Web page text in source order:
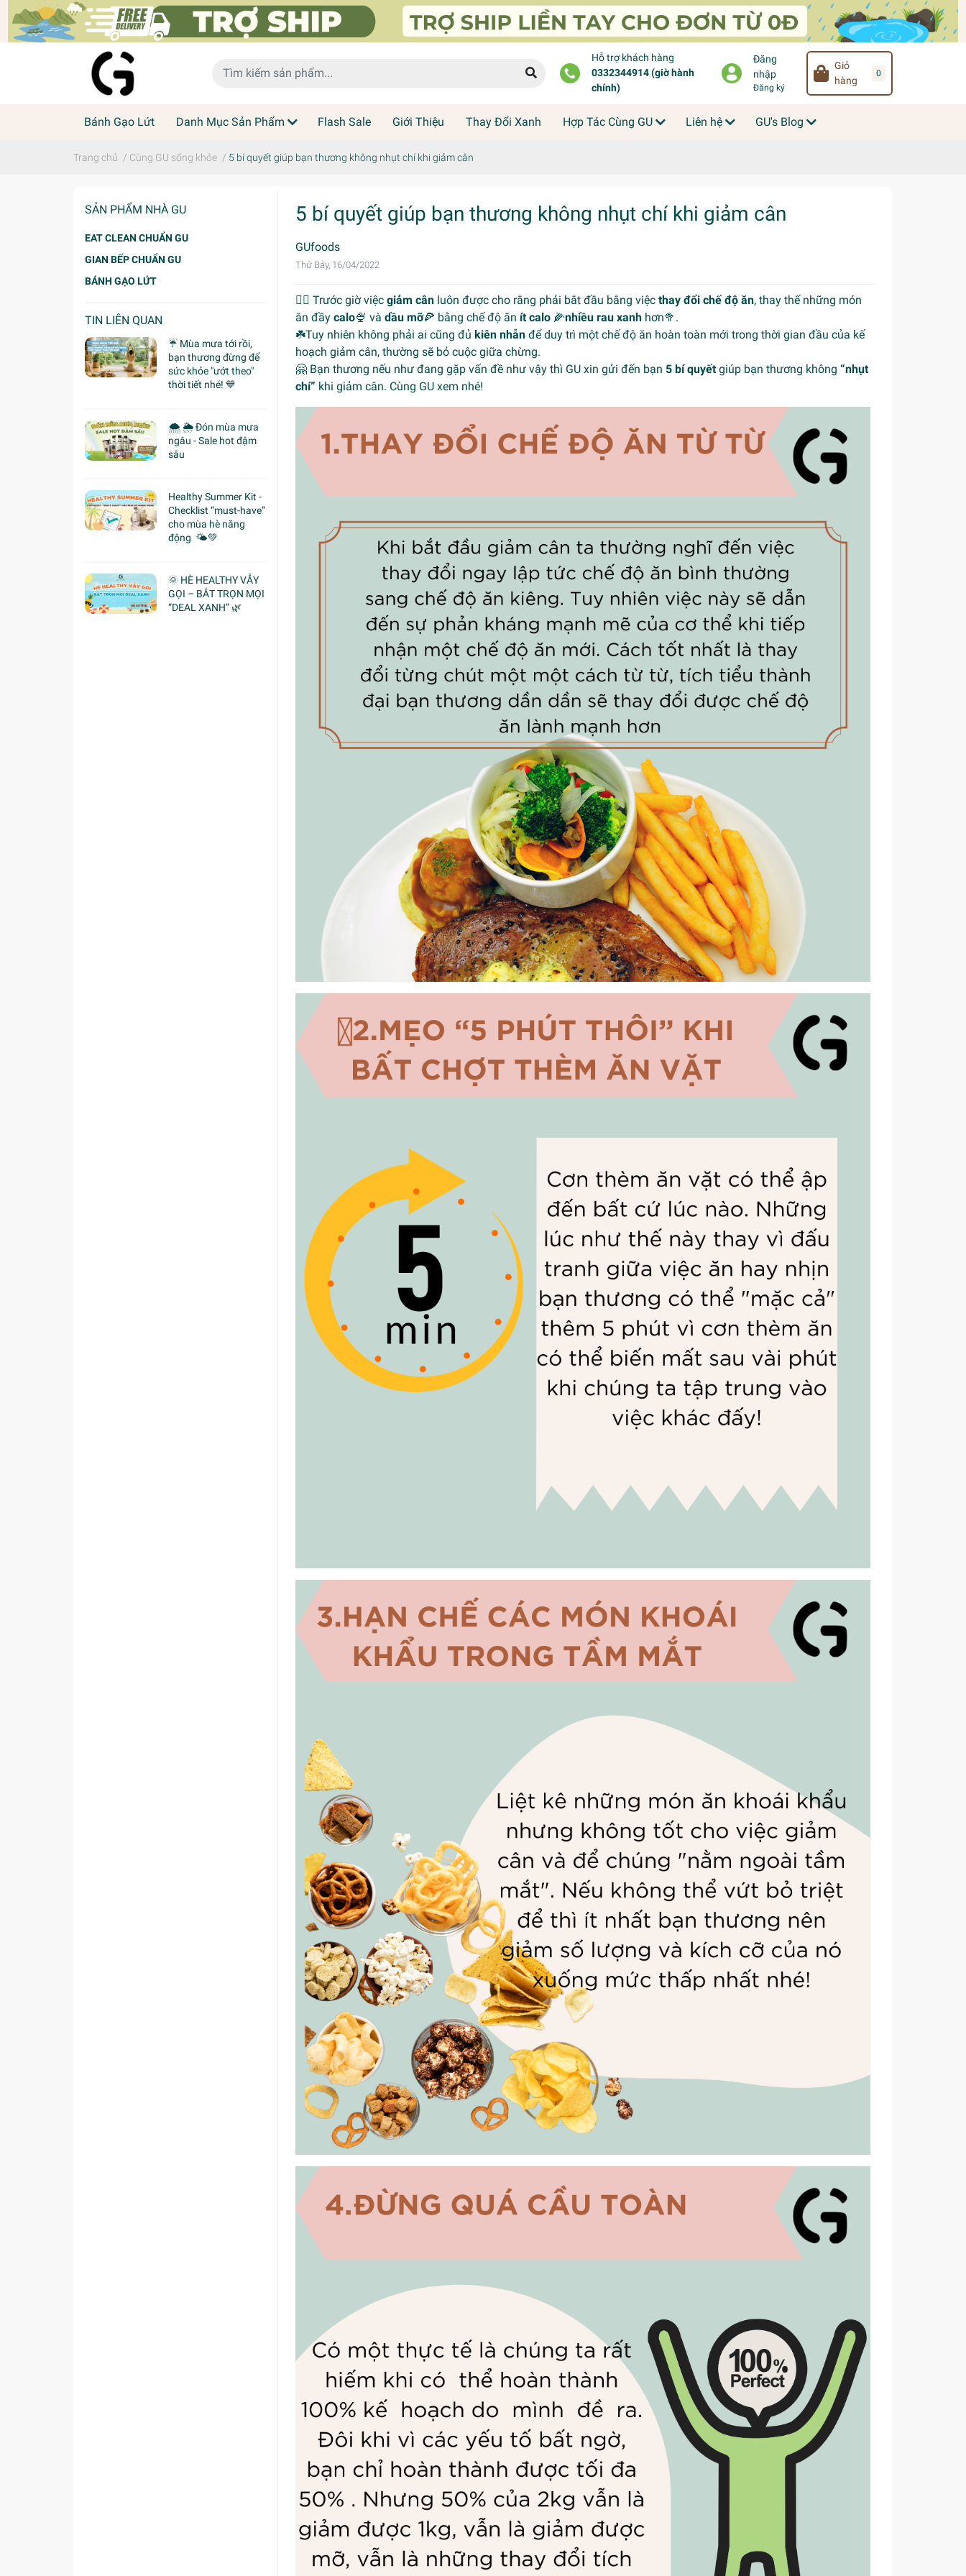
Hỗ trợ khách hàng
0332344914 (giờ hành
chính)
Đăng
nhập
Đăng ký
Giỏ
hàng
0
Bánh Gạo Lứt Danh Mục Sản Phẩm Flash Sale Giới Thiệu Thay Đổi Xanh Hợp Tác Cùng GU Liên hệ GU's Blog
Trang chủ / Cùng GU sống khỏe / 5 bí quyết giúp bạn thương không nhụt chí khi giảm cân
SẢN PHẨM NHÀ GU
EAT CLEAN CHUẨN GU
GIAN BẾP CHUẨN GU
BÁNH GẠO LỨT
TIN LIÊN QUAN
☔ Mùa mưa tới rồi,
bạn thương đừng để
sức khỏe "ướt theo"
thời tiết nhé! 💙
🌨 🌦 Đón mùa mưa
ngâu - Sale hot đậm
sâu
Healthy Summer Kit -
Checklist “must-have”
cho mùa hè năng
động 🌤️💚
🌞 HÈ HEALTHY VẪY
GỌI – BẮT TRỌN MỌI
“DEAL XANH” 🌿
5 bí quyết giúp bạn thương không nhụt chí khi giảm cân
GUfoods
Thứ Bảy, 16/04/2022
💁‍♀️ Trước giờ việc giảm cân luôn được cho rằng phải bắt đầu bằng việc thay đổi chế độ ăn, thay thế những món
ăn đầy calo🍨 và dầu mỡ🍕 bằng chế độ ăn ít calo 🌽nhiều rau xanh hơn🥦.
☘️Tuy nhiên không phải ai cũng đủ kiên nhẫn để duy trì một chế độ ăn hoàn toàn mới trong thời gian đầu của kế
hoạch giảm cân, thường sẽ bỏ cuộc giữa chừng.
🤗 Bạn thương nếu như đang gặp vấn đề như vậy thì GU xin gửi đến bạn 5 bí quyết giúp bạn thương không “nhụt
chí” khi giảm cân. Cùng GU xem nhé!